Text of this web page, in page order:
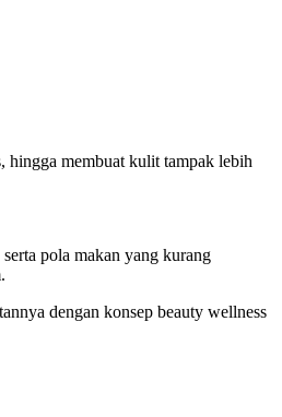
hingga membuat kulit tampak lebih
pola makan yang kurang
dengan konsep beauty wellness